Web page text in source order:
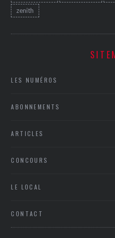
zenith
LES NUMÉROS
ABONNEMENTS
ARTICLES
CONCOURS
LE LOCAL
CONTACT